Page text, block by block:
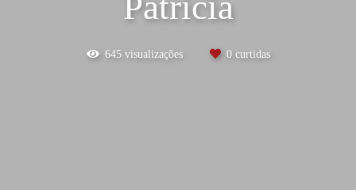
645visualizações 0curtidas